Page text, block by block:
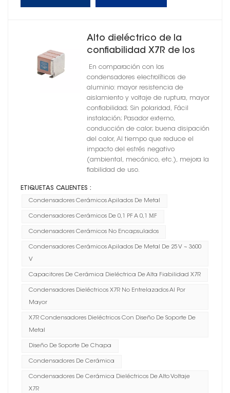
Alto dieléctrico de la
confiabilidad X7R de los
condensadores cerámicos
del soporte metálico no
encapsulado
En comparación con los
condensadores electrolíticos de
aluminio: mayor resistencia de
aislamiento y voltaje de ruptura, mayor
confiabilidad; Sin polaridad, Fácil
instalación; Pasador externo,
conducción de calor; buena disipación
del calor, Al tiempo que reduce el
impacto del estrés negativo
(ambiental, mecánico, etc.), mejora la
fiabilidad de uso.
ETIQUETAS CALIENTES :
Condensadores Cerámicos Apilados De Metal
Condensadores Cerámicos De 0,1 PF A 0,1 ΜF
Condensadores Cerámicos No Encapsulados
Condensadores Cerámicos Apilados De Metal De 25 V ~ 3600
V
Capacitores De Cerámica Dieléctrica De Alta Fiabilidad X7R
Condensadores Dieléctricos X7R No Entrelazados Al Por
Mayor
X7R Condensadores Dieléctricos Con Diseño De Soporte De
Metal
Diseño De Soporte De Chapa
Condensadores De Cerámica
Condensadores De Cerámica Dieléctricos De Alto Voltaje
X7R